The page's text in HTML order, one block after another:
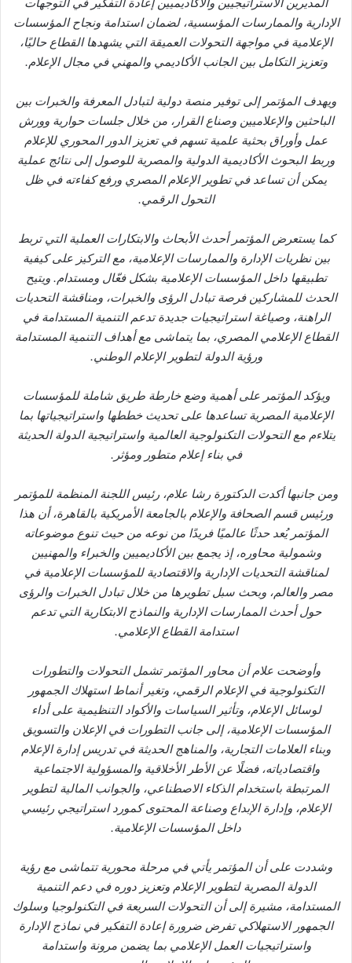
الإدارية والممارسات المؤسسية، لضمان استدامة ونجاح المؤسسات
الإعلامية في مواجهة التحولات العميقة التي يشهدها القطاع حاليًا،
وتعزيز التكامل بين الجانب الأكاديمي والمهني في مجال الإعلام.
ويهدف المؤتمر إلى توفير منصة دولية لتبادل المعرفة والخبرات بين
الباحثين والإعلاميين وصناع القرار، من خلال جلسات حوارية وورش
عمل وأوراق بحثية علمية تسهم في تعزيز الدور المحوري للإعلام
وربط البحوث الأكاديمية الدولية والمصرية للوصول إلى نتائج عملية
يمكن أن تساعد في تطوير الإعلام المصري ورفع كفاءته في ظل
التحول الرقمي.
كما يستعرض المؤتمر أحدث الأبحاث والابتكارات العملية التي تربط
بين نظريات الإدارة والممارسات الإعلامية، مع التركيز على كيفية
تطبيقها داخل المؤسسات الإعلامية بشكل فعّال ومستدام. ويتيح
الحدث للمشاركين فرصة تبادل الرؤى والخبرات، ومناقشة التحديات
الراهنة، وصياغة استراتيجيات جديدة تدعم التنمية المستدامة في
القطاع الإعلامي المصري، بما يتماشى مع أهداف التنمية المستدامة
ورؤية الدولة لتطوير الإعلام الوطني.
ويؤكد المؤتمر على أهمية وضع خارطة طريق شاملة للمؤسسات
الإعلامية المصرية تساعدها على تحديث خططها واستراتيجياتها بما
يتلاءم مع التحولات التكنولوجية العالمية واستراتيجية الدولة الحديثة
في بناء إعلام متطور ومؤثر.
ومن جانبها أكدت الدكتورة رشا علام، رئيس اللجنة المنظمة للمؤتمر
ورئيس قسم الصحافة والإعلام بالجامعة الأمريكية بالقاهرة، أن هذا
المؤتمر يُعد حدثًا عالميًا فريدًا من نوعه من حيث تنوع موضوعاته
وشمولية محاوره، إذ يجمع بين الأكاديميين والخبراء والمهنيين
لمناقشة التحديات الإدارية والاقتصادية للمؤسسات الإعلامية في
مصر والعالم، وبحث سبل تطويرها من خلال تبادل الخبرات والرؤى
حول أحدث الممارسات الإدارية والنماذج الابتكارية التي تدعم
استدامة القطاع الإعلامي.
وأوضحت علام أن محاور المؤتمر تشمل التحولات والتطورات
التكنولوجية في الإعلام الرقمي، وتغير أنماط استهلاك الجمهور
لوسائل الإعلام، وتأثير السياسات والأكواد التنظيمية على أداء
المؤسسات الإعلامية، إلى جانب التطورات في الإعلان والتسويق
وبناء العلامات التجارية، والمناهج الحديثة في تدريس إدارة الإعلام
واقتصادياته، فضلًا عن الأطر الأخلاقية والمسؤولية الاجتماعية
المرتبطة باستخدام الذكاء الاصطناعي، والجوانب المالية لتطوير
الإعلام، وإدارة الإبداع وصناعة المحتوى كمورد استراتيجي رئيسي
داخل المؤسسات الإعلامية.
وشددت على أن المؤتمر يأتي في مرحلة محورية تتماشى مع رؤية
الدولة المصرية لتطوير الإعلام وتعزيز دوره في دعم التنمية
المستدامة، مشيرة إلى أن التحولات السريعة في التكنولوجيا وسلوك
الجمهور الاستهلاكي تفرض ضرورة إعادة التفكير في نماذج الإدارة
واستراتيجيات العمل الإعلامي بما يضمن مرونة واستدامة